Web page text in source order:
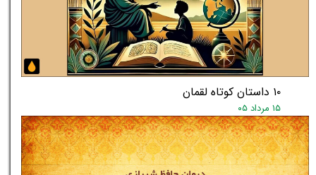
۱۰ داستان کوتاه لقمان
۱۵ مرداد ۰۵